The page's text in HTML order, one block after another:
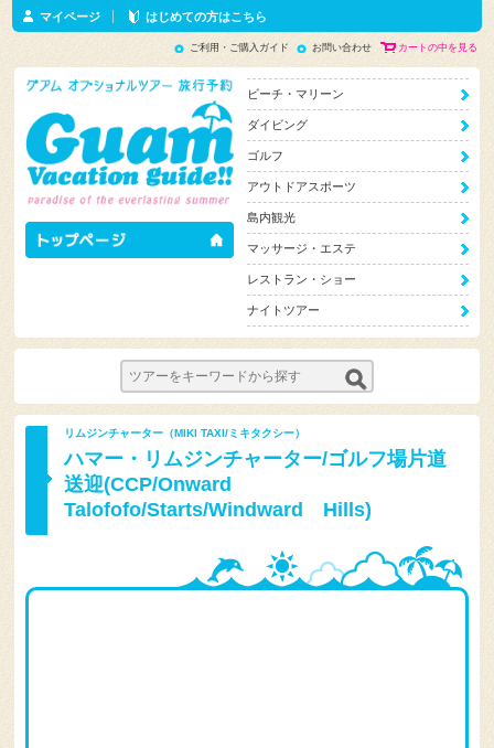
マイページ はじめての方はこちら
ご利用・ご購入ガイド お問い合わせ カートの中を見る
ビーチ・マリーン
ダイビング
ゴルフ
アウトドアスポーツ
島内観光
マッサージ・エステ
レストラン・ショー
ナイトツアー
リムジンチャーター（MIKI TAXI/ミキタクシー）
ハマー・リムジンチャーター/ゴルフ場片道
送迎(CCP/Onward
Talofofo/Starts/Windward Hills)